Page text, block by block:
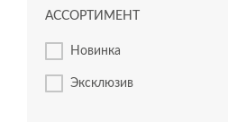
АССОРТИМЕНТ
новинка
эксклюзив